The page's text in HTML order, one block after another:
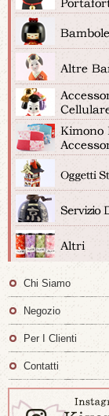
Chi Siamo
Negozio
Per I Clienti
Contatti